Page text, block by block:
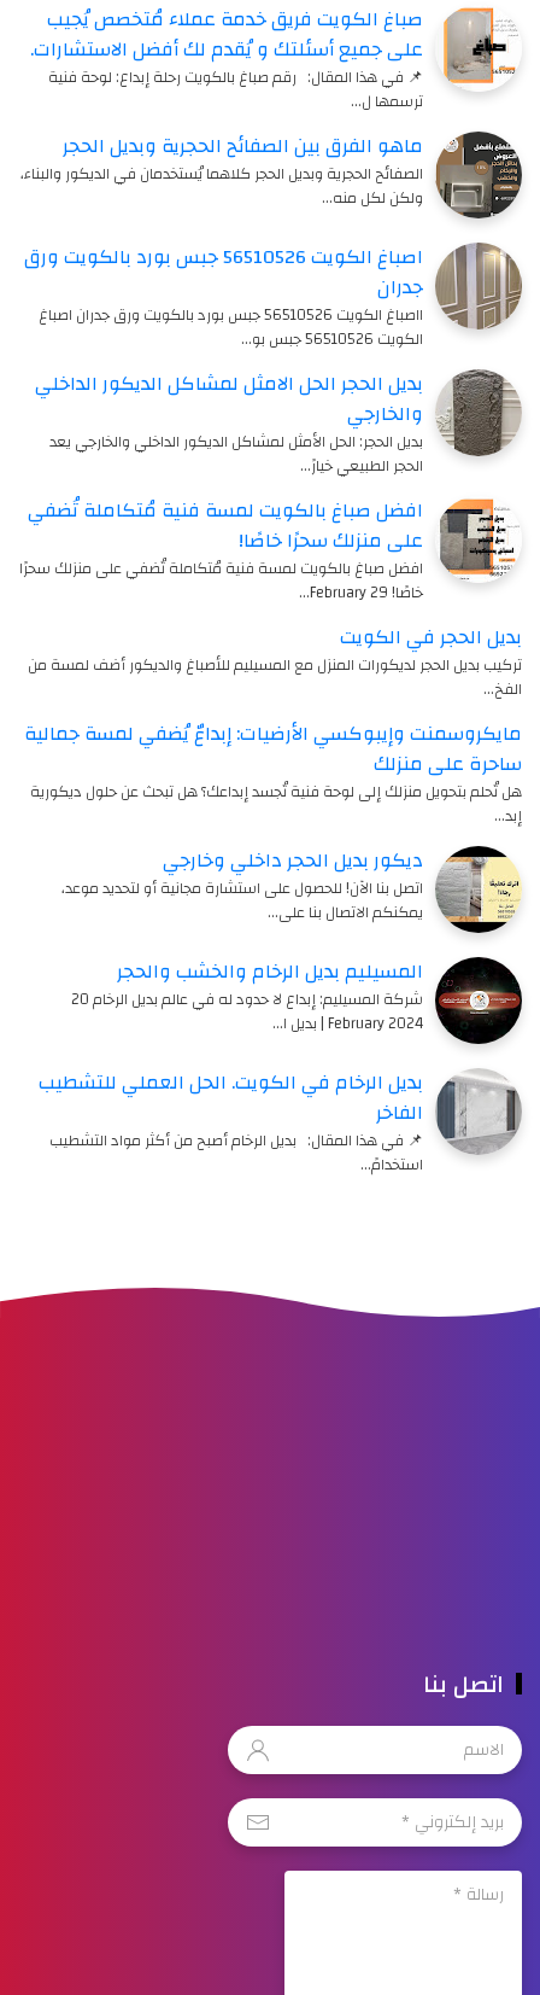
صباغ الكويت فريق خدمة عملاء مُتخصص يُجيب
على جميع أسئلتك و يُقدم لك أفضل الاستشارات.
📌 في هذا المقال: رقم صباغ بالكويت رحلة إبداع: لوحة فنية
ترسمها ل…
ماهو الفرق بين الصفائح الحجرية وبديل الحجر
الصفائح الحجرية وبديل الحجر كلاهما يُستخدمان في الديكور والبناء،
ولكن لكل منه…
اصباغ الكويت 56510526 جبس بورد بالكويت ورق
جدران
ااصباغ الكويت 56510526 جبس بورد بالكويت ورق جدران اصباغ
الكويت 56510526 جبس بو…
بديل الحجر الحل الامثل لمشاكل الديكور الداخلي
والخارجي
بديل الحجر: الحل الأمثل لمشاكل الديكور الداخلي والخارجي يعد
الحجر الطبيعي خيارً…
افضل صباغ بالكويت لمسة فنية مُتكاملة تُضفي
على منزلك سحرًا خاصًا!
افضل صباغ بالكويت لمسة فنية مُتكاملة تُضفي على منزلك سحرًا
خاصًا! 29 February…
بديل الحجر في الكويت
تركيب بديل الحجر لديكورات المنزل مع المسيليم للأصباغ والديكور أضف لمسة من
الفخ…
مايكروسمنت وإيبوكسي الأرضيات: إبداعٌ يُضفي لمسة جمالية
ساحرة على منزلك
هل تُحلم بتحويل منزلك إلى لوحة فنية تُجسد إبداعك؟ هل تبحث عن حلول ديكورية
إبد…
ديكور بديل الحجر داخلي وخارجي
اتصل بنا الآن! للحصول على استشارة مجانية أو لتحديد موعد،
يمكنكم الاتصال بنا على…
المسيليم بديل الرخام والخشب والحجر
شركة المسيليم: إبداع لا حدود له في عالم بديل الرخام 20
February 2024 | بديل ا…
بديل الرخام في الكويت. الحل العملي للتشطيب
الفاخر
📌 في هذا المقال: بديل الرخام أصبح من أكثر مواد التشطيب
استخدامً…
اتصل بنا